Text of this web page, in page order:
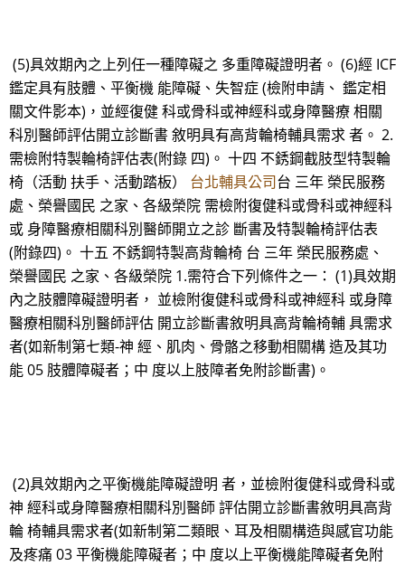
(5)具效期內之上列任一種障礙之 多重障礙證明者。 (6)經 ICF
鑑定具有肢體、平衡機 能障礙、失智症 (檢附申請、 鑑定相
關文件影本)，並經復健 科或骨科或神經科或身障醫療 相關
科別醫師評估開立診斷書 敘明具有高背輪椅輔具需求 者。 2.
需檢附特製輪椅評估表(附錄 四)。 十四 不銹鋼截肢型特製輪
椅（活動 扶手、活動踏板） 台北輔具公司台 三年 榮民服務
處、榮譽國民 之家、各級榮院 需檢附復健科或骨科或神經科
或 身障醫療相關科別醫師開立之診 斷書及特製輪椅評估表
(附錄四)。 十五 不銹鋼特製高背輪椅 台 三年 榮民服務處、
榮譽國民 之家、各級榮院 1.需符合下列條件之一： (1)具效期
內之肢體障礙證明者， 並檢附復健科或骨科或神經科 或身障
醫療相關科別醫師評估 開立診斷書敘明具高背輪椅輔 具需求
者(如新制第七類-神 經、肌肉、骨骼之移動相關構 造及其功
能 05 肢體障礙者；中 度以上肢障者免附診斷書)。
(2)具效期內之平衡機能障礙證明 者，並檢附復健科或骨科或
神 經科或身障醫療相關科別醫師 評估開立診斷書敘明具高背
輪 椅輔具需求者(如新制第二類眼、耳及相關構造與感官功能
及疼痛 03 平衡機能障礙者；中 度以上平衡機能障礙者免附